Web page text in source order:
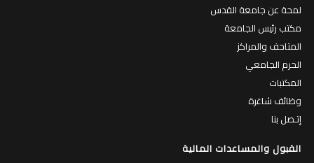
لمحة عن جامعة القدس
مكتب رئيس الجامعة
المتاحف والمراكز
الحرم الجامعي
المكتبات
وظائف شاغرة
إتـصل بنا
القبول والمساعدات المالية